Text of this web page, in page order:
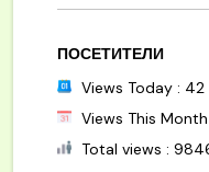
ПОСЕТИТЕЛИ
Views Today : 42
Views This Month
Total views :